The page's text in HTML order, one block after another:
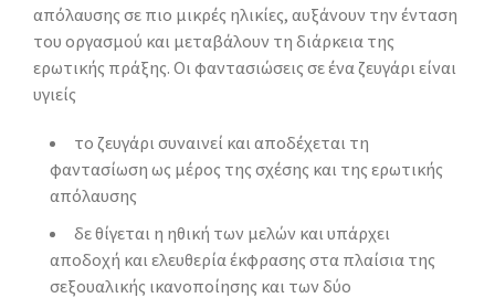
απόλαυσης σε πιο μικρές ηλικίες, αυξάνουν την ένταση
του οργασμού και μεταβάλουν τη διάρκεια της
ερωτικής πράξης. Οι φαντασιώσεις σε ένα ζευγάρι είναι
υγιείς
το ζευγάρι συναινεί και αποδέχεται τη
φαντασίωση ως μέρος της σχέσης και της ερωτικής
απόλαυσης
δε θίγεται η ηθική των μελών και υπάρχει
αποδοχή και ελευθερία έκφρασης στα πλαίσια της
σεξουαλικής ικανοποίησης και των δύο